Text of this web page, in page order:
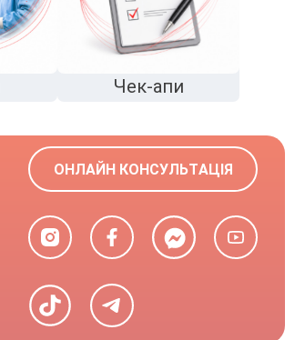
Чек-апи
ОНЛАЙН КОНСУЛЬТАЦІЯ